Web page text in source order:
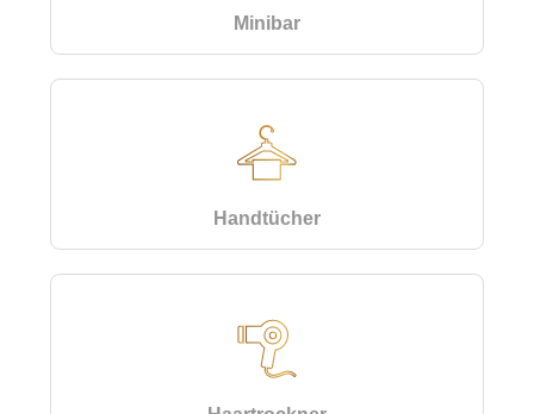
Minibar
Handtücher